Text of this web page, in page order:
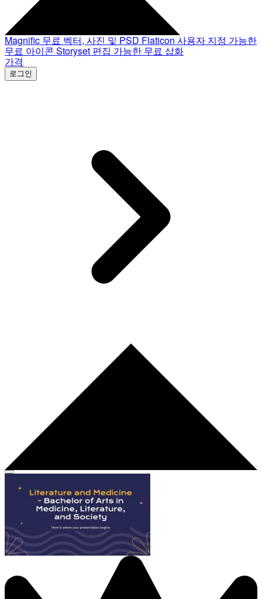
Magnific 무료 벡터, 사진 및 PSD Flaticon 사용자 지정 가능한
무료 아이콘 Storyset 편집 가능한 무료 삽화
가격
로그인